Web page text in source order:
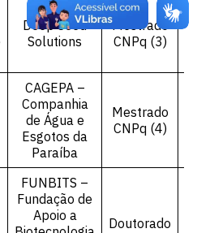
Deep Seed
Solutions
Mestrado
CNPq (3)
CAGEPA –
Companhia
de Água e
Esgotos da
Paraíba
Mestrado
CNPq (4)
FUNBITS –
Fundação de
Apoio a
Doutorado